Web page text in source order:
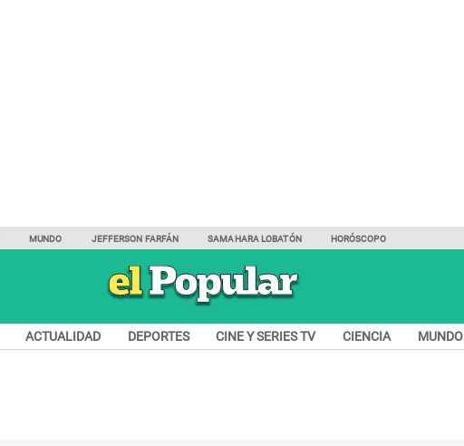
MUNDO JEFFERSON FARFÁN SAMAHARA LOBATÓN HORÓSCOPO
ACTUALIDAD DEPORTES CINE Y SERIES TV CIENCIA MUNDO